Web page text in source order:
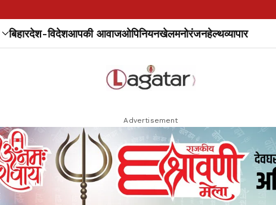
बिहारदेश-विदेशआपकी आवाजओपिनियनखेलमनोरंजनहेल्थव्यापार
Advertisement